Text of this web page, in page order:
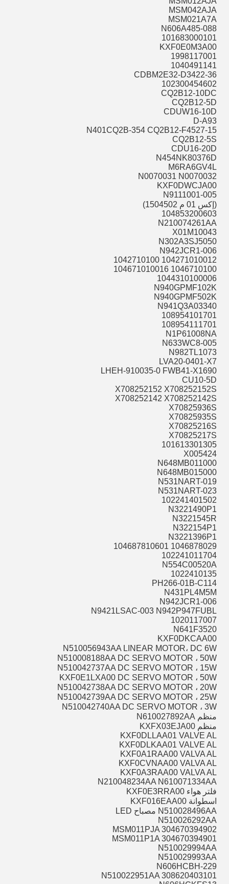
MSM042AJA
MSM021A7A
N606A485-088
101683000101
KXF0E0M3A00
1998117001
1040491141
CDBM2E32-D3422-36
102300454602
CQ2B12-10DC
CQ2B12-5D
CDUW16-10D
D-A93
N401CQ2B-354 CQ2B12-F4527-15
CQ2B12-5S
CDU16-20D
N454NK80376D
M6RA6GV4L
N0070031 N0070032
KXF0DWCJA00
N9111001-005
(إكس 01 م 1504502)
104853200603
N210074261AA
X01M10043
N302A3SJ5050
N942JCR1-006
104271010012 1042710100
1046710100 104671010016
1044310100006
N940GPMF102K
N940GPMF502K
N941Q3A03340
108954101701
108954111701
N1P61008NA
N633WC8-005
N982TL1073
LVA20-0401-X7
LHEH-910035-0 FWB41-X1690
CU10-5D
X708252152 X708252152S
X708252142 X708252142S
X70825936S
X70825935S
X70825216S
X70825217S
101613301305
X005424
N648MB011000
N648MB015000
N531NART-019
N531NART-023
102241401502
N3221490P1
N3221545R
N322154P1
N3221396P1
1046878029 104687810601
102241011704
N554C00520A
1022410135
PH266-01B-C114
N431PL4M5M
N942JCR1-006
N9421LSAC-003 N942P947FUBL
1020117007
N641F3520
KXF0DKCAA00
N510056943AA LINEAR MOTOR، DC 6W
N510008188AA DC SERVO MOTOR ، 50W
N510042737AA DC SERVO MOTOR ، 15W
KXF0E1LXA00 DC SERVO MOTOR ، 50W
N510042738AA DC SERVO MOTOR ، 20W
N510042739AA DC SERVO MOTOR ، 25W
N510042740AA DC SERVO MOTOR ، 3W
منظم N610027892AA
منظم KXFX03EJA00
KXF0DLLAA01 VALVE AL
KXF0DLKAA01 VALVE AL
KXF0A1RAA00 VALVA AL
KXF0CVNAA00 VALVA AL
KXF0A3RAA00 VALVA AL
N210048234AA N610071334AA
فلتر هواء KXF0E3RRA00
اسطوانة KXF016EAA00
N510028496AA مصباح LED
N510026292AA
MSM011PJA 304670394902
MSM011P1A 304670394901
N510029994AA
N510029993AA
N606HCBH-229
N510022951AA 308620403101